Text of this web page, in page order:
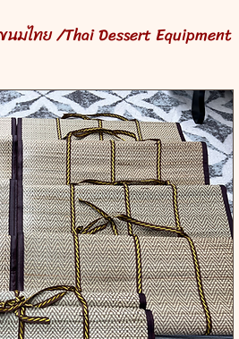
มไทย /Thai Dessert Equipment